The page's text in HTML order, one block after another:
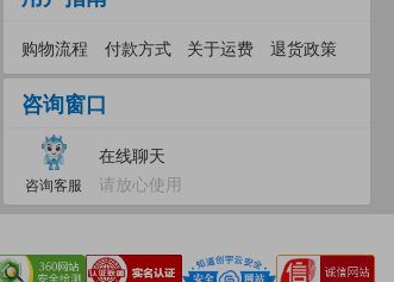
购物流程 付款方式 关于运费 退货政策
咨询窗口
咨询客服
在线聊天
请放心使用